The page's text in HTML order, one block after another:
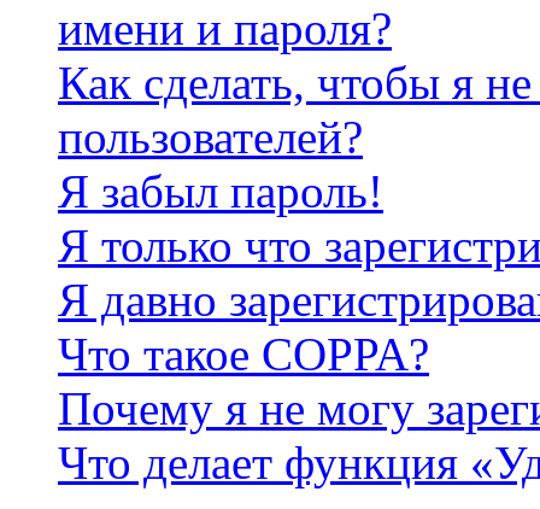
имени и пароля?
Как сделать, чтобы я
пользователей?
Я забыл пароль!
Я только что
Я давно
Что такое COPPA?
Почему я не могу
Что делает функция